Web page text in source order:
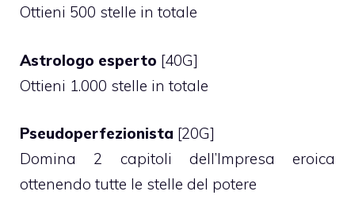
Ottieni 500 stelle in totale
Astrologo esperto [40G]
Ottieni 1.000 stelle in totale
Pseudoperfezionista [20G]
Domina 2 capitoli dell’Impresa eroica
ottenendo tutte le stelle del potere